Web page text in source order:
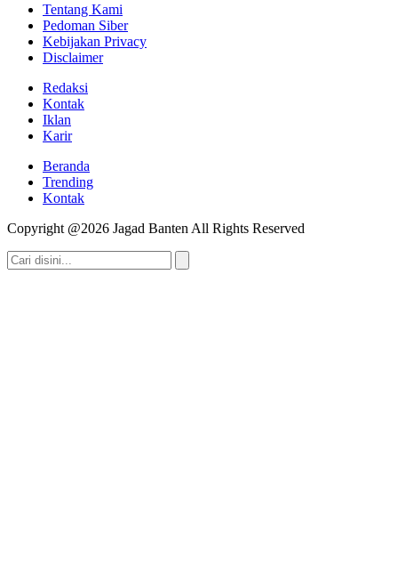
Tentang Kami
Pedoman Siber
Kebijakan Privacy
Disclaimer
Redaksi
Kontak
Iklan
Karir
Beranda
Trending
Kontak
Copyright @2026 Jagad Banten All Rights Reserved